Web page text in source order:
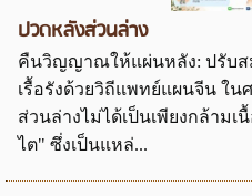
ปวดหลังส่วนล่าง
คืนวิญญาณให้แผ่นหลัง: ปรับส
เรื้อรังด้วยวิถีแพทย์แผนจีน ใ
ส่วนล่างไม่ได้เป็นเพียงกล้าม
ไต" ซึ่งเป็นแหล่...